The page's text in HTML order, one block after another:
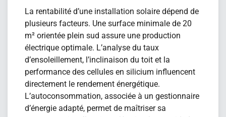
La rentabilité d’une installation solaire dépend de
plusieurs facteurs. Une surface minimale de 20
m² orientée plein sud assure une production
électrique optimale. L’analyse du taux
d’ensoleillement, l’inclinaison du toit et la
performance des cellules en silicium influencent
directement le rendement énergétique.
L’autoconsommation, associée à un gestionnaire
d’énergie adapté, permet de maîtriser sa